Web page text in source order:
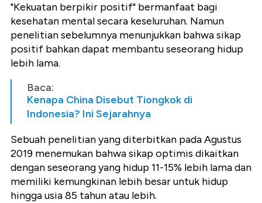
"Kekuatan berpikir positif" bermanfaat bagi
kesehatan mental secara keseluruhan. Namun
penelitian sebelumnya menunjukkan bahwa sikap
positif bahkan dapat membantu seseorang hidup
lebih lama.
Baca:
Kenapa China Disebut Tiongkok di
Indonesia? Ini Sejarahnya
Sebuah penelitian yang diterbitkan pada Agustus
2019 menemukan bahwa sikap optimis dikaitkan
dengan seseorang yang hidup 11-15% lebih lama dan
memiliki kemungkinan lebih besar untuk hidup
hingga usia 85 tahun atau lebih.